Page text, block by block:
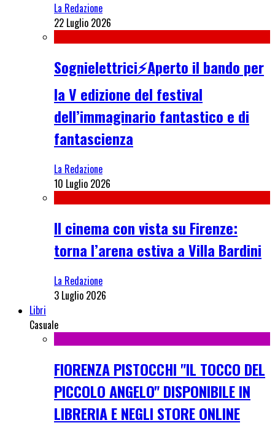
La Redazione
22 Luglio 2026
Sognielettrici⚡Aperto il bando per
la V edizione del festival
dell’immaginario fantastico e di
fantascienza
La Redazione
10 Luglio 2026
Il cinema con vista su Firenze:
torna l’arena estiva a Villa Bardini
La Redazione
3 Luglio 2026
Libri
Casuale
FIORENZA PISTOCCHI "IL TOCCO DEL
PICCOLO ANGELO" DISPONIBILE IN
LIBRERIA E NEGLI STORE ONLINE